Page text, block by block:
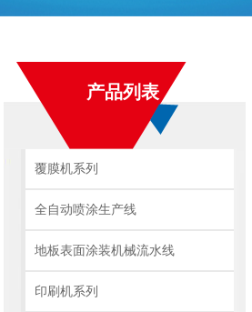
产品列表
覆膜机系列
全自动喷涂生产线
地板表面涂装机械流水线
印刷机系列